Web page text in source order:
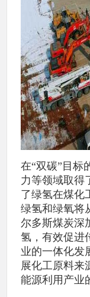
在“双碳”目标
力等领域取得
了绿氢在煤化
绿氢和绿氧将
尔多斯煤炭深
氢，有效促进
业的一体化发
展化工原料来
能源利用产业